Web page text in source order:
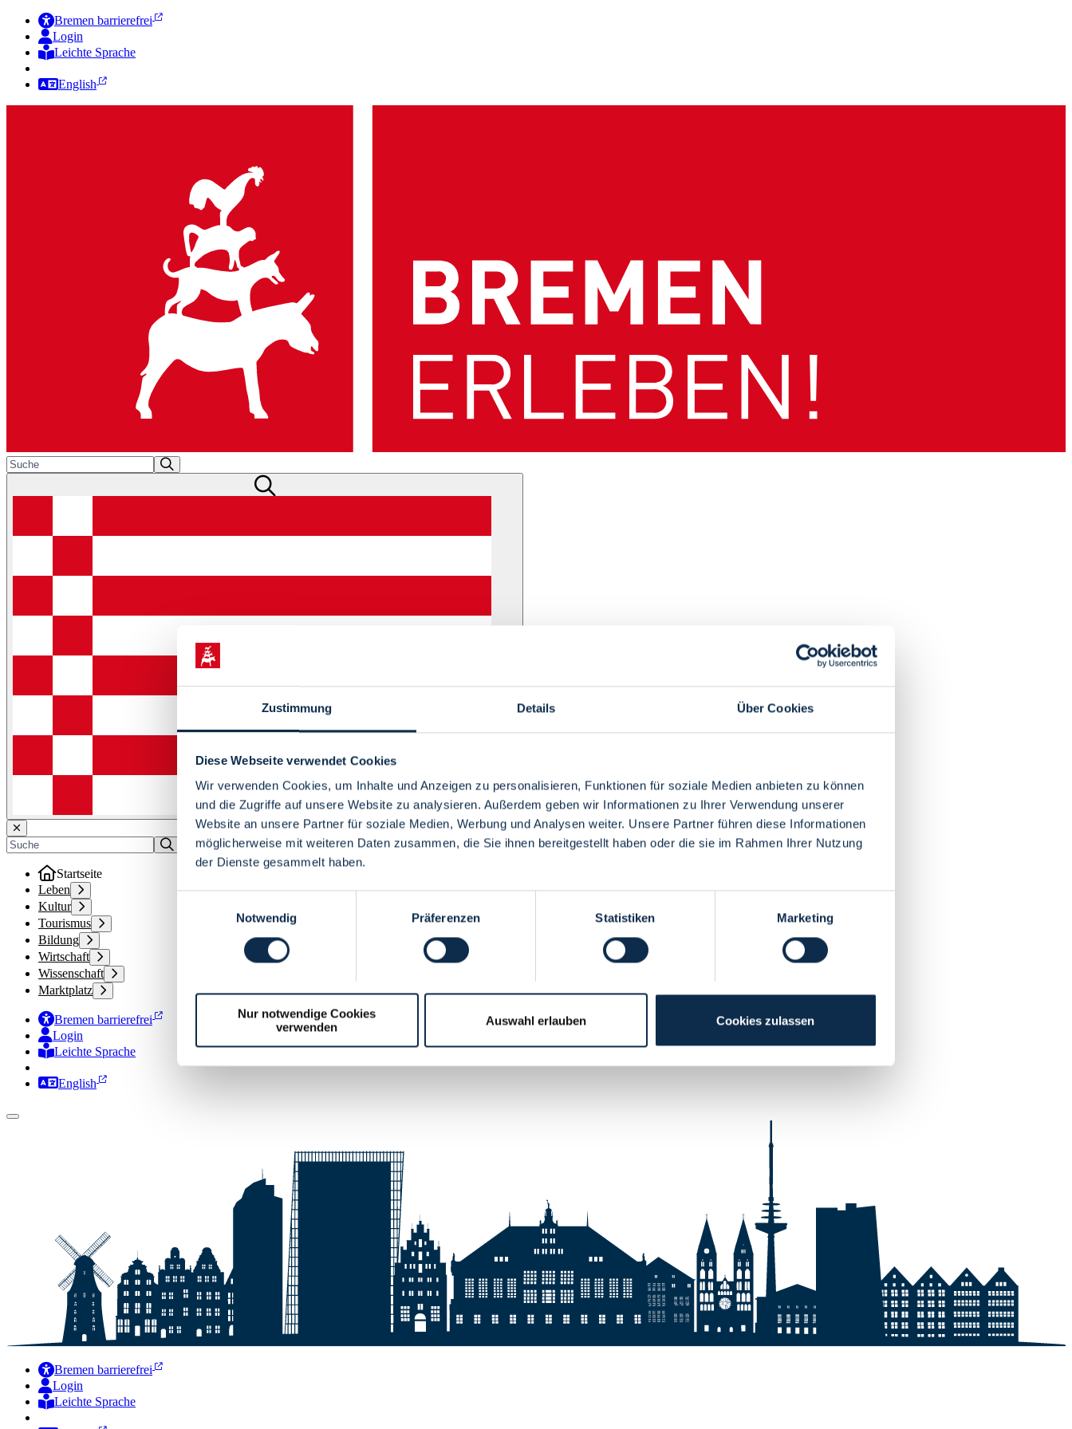
Zustimmung Details Über Cookies
Diese Webseite verwendet Cookies
Wir verwenden Cookies, um Inhalte und Anzeigen zu personalisieren, Funktionen für soziale Medien anbieten zu können
und die Zugriffe auf unsere Website zu analysieren. Außerdem geben wir Informationen zu Ihrer Verwendung unserer
Website an unsere Partner für soziale Medien, Werbung und Analysen weiter. Unsere Partner führen diese Informationen
möglicherweise mit weiteren Daten zusammen, die Sie ihnen bereitgestellt haben oder die sie im Rahmen Ihrer Nutzung
der Dienste gesammelt haben.
Notwendig
Präferenzen Statistiken Marketing
Nur notwendige Cookies
verwenden
Auswahl erlauben Cookies zulassen
Bremen barrierefrei
Login
Leichte Sprache
English
Menü
Startseite
Leben
Kultur
Tourismus
Bildung
Wirtschaft
Wissenschaft
Marktplatz
Bremen barrierefrei
Login
Leichte Sprache
Zur Deutschen Gebärdensprache
English
Bremen barrierefrei
Login
Leichte Sprache